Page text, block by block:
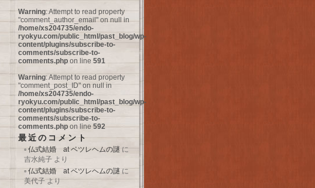
Warning: Attempt to read property
"comment_author_email" on null in
/home/xs204735/endo-
ryokyu.com/public_html/past_blog/wp-
content/plugins/subscribe-to-
comments/subscribe-to-
comments.php on line 591
Warning: Attempt to read property
"comment_post_ID" on null in
/home/xs204735/endo-
ryokyu.com/public_html/past_blog/wp-
content/plugins/subscribe-to-
comments/subscribe-to-
comments.php on line 592
最近のコメント
仏式結婚 at ベツレヘムの謎 に
吉水純子 より
仏式結婚 at ベツレヘムの謎 に
美代子より